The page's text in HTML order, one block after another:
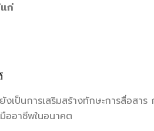
ก่
ป็นการเสริมสร้างทักษะการสื่อสา
ออาชีพในอนาคต